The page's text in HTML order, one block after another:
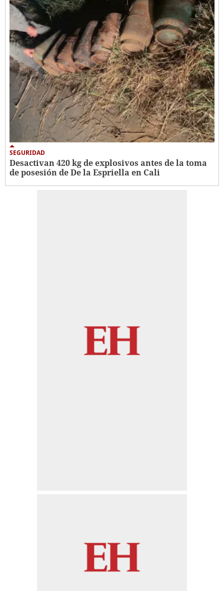
SEGURIDAD
Desactivan 420 kg de explosivos antes de la toma
de posesión de De la Espriella en Cali